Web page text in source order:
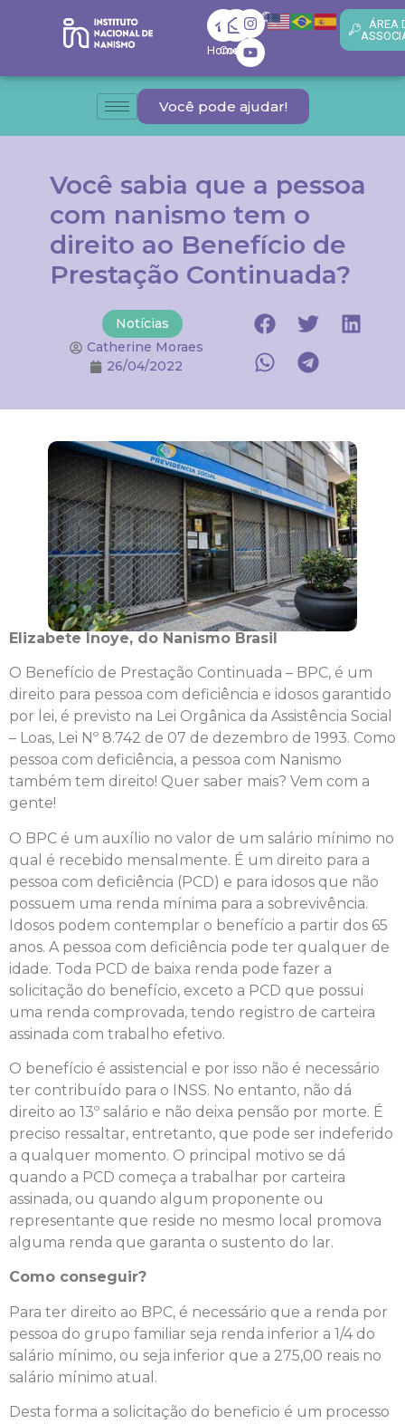
Home
Contato
ÁREA
Você pode ajudar!
Você sabia que a pessoa
com nanismo tem o
direito ao Benefício de
Prestação Continuada?
Notícias
Catherine Moraes
26/04/2022
Elizabete Inoye, do Nanismo Brasil
O Benefício de Prestação Continuada – BPC, é um
direito para pessoa com deficiência e idosos garantido
por lei, é previsto na Lei Orgânica da Assistência Social
– Loas, Lei Nº 8.742 de 07 de dezembro de 1993. Como
pessoa com deficiência, a pessoa com Nanismo
também tem direito! Quer saber mais? Vem com a
gente!
O BPC é um auxílio no valor de um salário mínimo no
qual é recebido mensalmente. É um direito para a
pessoa com deficiência (PCD) e para idosos que não
possuem uma renda mínima para a sobrevivência.
Idosos podem contemplar o benefício a partir dos 65
anos. A pessoa com deficiência pode ter qualquer de
idade. Toda PCD de baixa renda pode fazer a
solicitação do benefício, exceto a PCD que possui
uma renda comprovada, tendo registro de carteira
assinada com trabalho efetivo.
O benefício é assistencial e por isso não é necessário
ter contribuído para o INSS. No entanto, não dá
direito ao 13º salário e não deixa pensão por morte. É
preciso ressaltar, entretanto, que pode ser indeferido
a qualquer momento. O principal motivo se dá
quando a PCD começa a trabalhar por carteira
assinada, ou quando algum proponente ou
representante que reside no mesmo local promova
alguma renda que garanta o sustento do lar.
Como conseguir?
Para ter direito ao BPC, é necessário que a renda por
pessoa do grupo familiar seja renda inferior a 1/4 do
salário mínimo, ou seja inferior que a 275,00 reais no
salário mínimo atual.
Desta forma a solicitação do beneficio é um processo